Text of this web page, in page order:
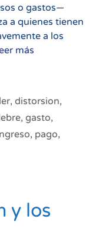
o gastos—
a quienes tienen
a los
más
fija
, distorsion,
, gasto,
, pago,
y los